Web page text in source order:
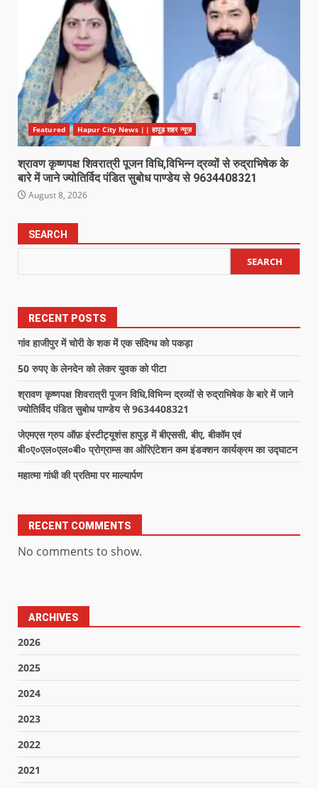
Featured Hapur City News || हापुड़ शहर न्यूज़
श्रावण कृष्णपक्ष शिवरात्री पूजन विधि,विभिन्न द्रव्यों से रुद्राभिषेक के
बारे में जाने ज्योतिर्विद पंडित सुबोध पाण्डेय से 9634408321
August 8, 2026
SEARCH
SEARCH
RECENT POSTS
गांव हाजीपुर में चोरी के शक में एक संदिग्ध को पकड़ा
50 रुपए के लेनदेन को लेकर युवक को पीटा
श्रावण कृष्णपक्ष शिवरात्री पूजन विधि,विभिन्न द्रव्यों से रुद्राभिषेक के बारे में जाने
ज्योतिर्विद पंडित सुबोध पाण्डेय से 9634408321
जेएमएस ग्रुप ऑफ़ इंस्टीट्यूशंस हापुड़ में बीएससी, बीए, बीकॉम एवं
बी०ए०एल०एल०बी० प्रोग्राम्स का ओरिएंटेशन कम इंडक्शन कार्यक्रम का उद्घाटन
महात्मा गांधी की प्रतिमा पर माल्यार्पण
RECENT COMMENTS
No comments to show.
ARCHIVES
2026
2025
2024
2023
2022
2021